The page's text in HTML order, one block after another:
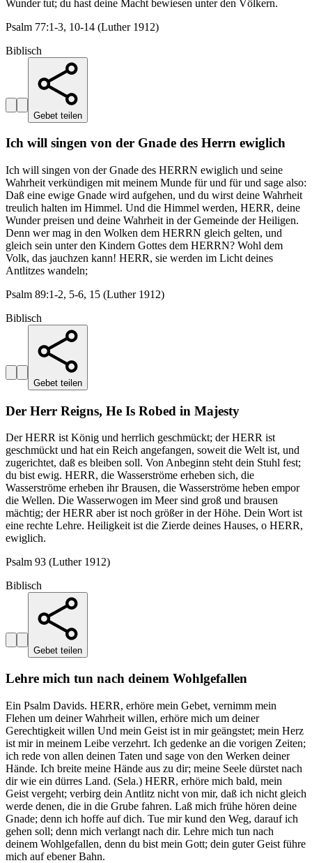
Wunder tut; du hast deine Macht bewiesen unter den Völkern.
Psalm 77:1-3, 10-14 (Luther 1912)
Biblisch
Gebet teilen
Ich will singen von der Gnade des Herrn ewiglich
Ich will singen von der Gnade des HERRN ewiglich und seine
Wahrheit verkündigen mit meinem Munde für und für und sage also:
Daß eine ewige Gnade wird aufgehen, und du wirst deine Wahrheit
treulich halten im Himmel. Und die Himmel werden, HERR, deine
Wunder preisen und deine Wahrheit in der Gemeinde der Heiligen.
Denn wer mag in den Wolken dem HERRN gleich gelten, und
gleich sein unter den Kindern Gottes dem HERRN? Wohl dem
Volk, das jauchzen kann! HERR, sie werden im Licht deines
Antlitzes wandeln;
Psalm 89:1-2, 5-6, 15 (Luther 1912)
Biblisch
Gebet teilen
Der Herr Reigns, He Is Robed in Majesty
Der HERR ist König und herrlich geschmückt; der HERR ist
geschmückt und hat ein Reich angefangen, soweit die Welt ist, und
zugerichtet, daß es bleiben soll. Von Anbeginn steht dein Stuhl fest;
du bist ewig. HERR, die Wasserströme erheben sich, die
Wasserströme erheben ihr Brausen, die Wasserströme heben empor
die Wellen. Die Wasserwogen im Meer sind groß und brausen
mächtig; der HERR aber ist noch größer in der Höhe. Dein Wort ist
eine rechte Lehre. Heiligkeit ist die Zierde deines Hauses, o HERR,
ewiglich.
Psalm 93 (Luther 1912)
Biblisch
Gebet teilen
Lehre mich tun nach deinem Wohlgefallen
Ein Psalm Davids. HERR, erhöre mein Gebet, vernimm mein
Flehen um deiner Wahrheit willen, erhöre mich um deiner
Gerechtigkeit willen Und mein Geist ist in mir geängstet; mein Herz
ist mir in meinem Leibe verzehrt. Ich gedenke an die vorigen Zeiten;
ich rede von allen deinen Taten und sage von den Werken deiner
Hände. Ich breite meine Hände aus zu dir; meine Seele dürstet nach
dir wie ein dürres Land. (Sela.) HERR, erhöre mich bald, mein
Geist vergeht; verbirg dein Antlitz nicht von mir, daß ich nicht gleich
werde denen, die in die Grube fahren. Laß mich frühe hören deine
Gnade; denn ich hoffe auf dich. Tue mir kund den Weg, darauf ich
gehen soll; denn mich verlangt nach dir. Lehre mich tun nach
deinem Wohlgefallen, denn du bist mein Gott; dein guter Geist führe
mich auf ebener Bahn.